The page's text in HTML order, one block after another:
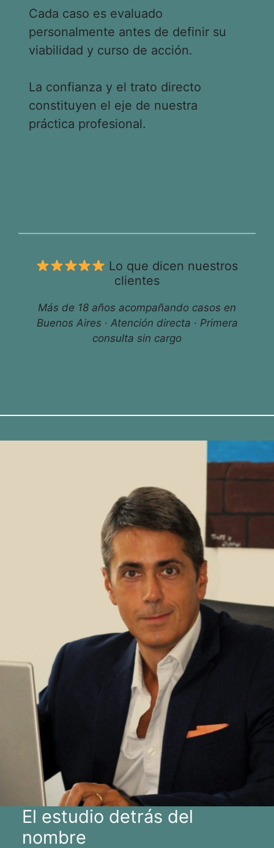
Cada caso es evaluado
personalmente antes de definir su
viabilidad y curso de acción.
La confianza y el trato directo
constituyen el eje de nuestra
práctica profesional.
Lo que dicen nuestros
clientes
Más de 18 años acompañando casos en
Buenos Aires · Atención directa · Primera
consulta sin cargo
El estudio detrás del
nombre